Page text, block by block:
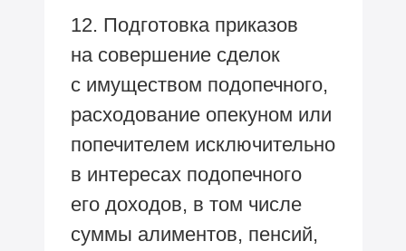
12. Подготовка приказов
на совершение сделок
с имуществом подопечного,
расходование опекуном или
попечителем исключительно
в интересах подопечного
его доходов, в том числе
суммы алиментов, пенсий,